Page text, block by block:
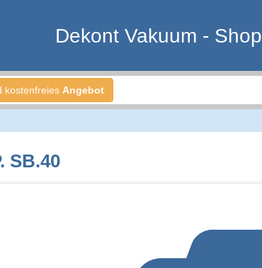
Dekont Vakuum - Shop
kostenfreies Angebot
SB.40